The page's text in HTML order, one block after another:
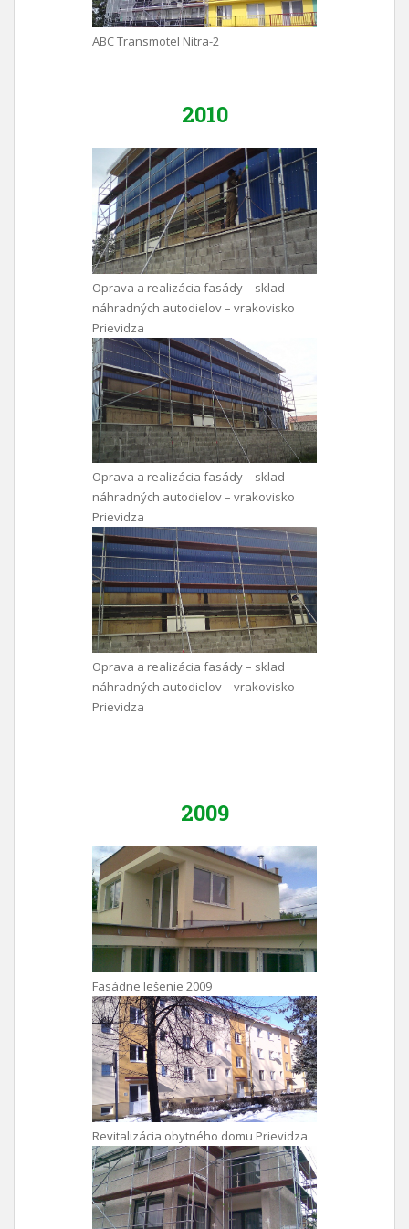
ABC Transmotel Nitra-2
2010
Oprava a realizácia fasády – sklad
náhradných autodielov – vrakovisko
Prievidza
Oprava a realizácia fasády – sklad
náhradných autodielov – vrakovisko
Prievidza
Oprava a realizácia fasády – sklad
náhradných autodielov – vrakovisko
Prievidza
2009
Fasádne lešenie 2009
Revitalizácia obytného domu Prievidza